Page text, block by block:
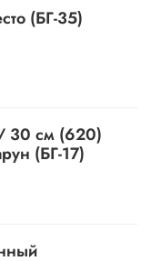
(БГ-35)
30 см (620)
(БГ-17)